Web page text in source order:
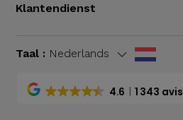
Klantendienst
Taal : Nederlands
4.6 1 343 avis